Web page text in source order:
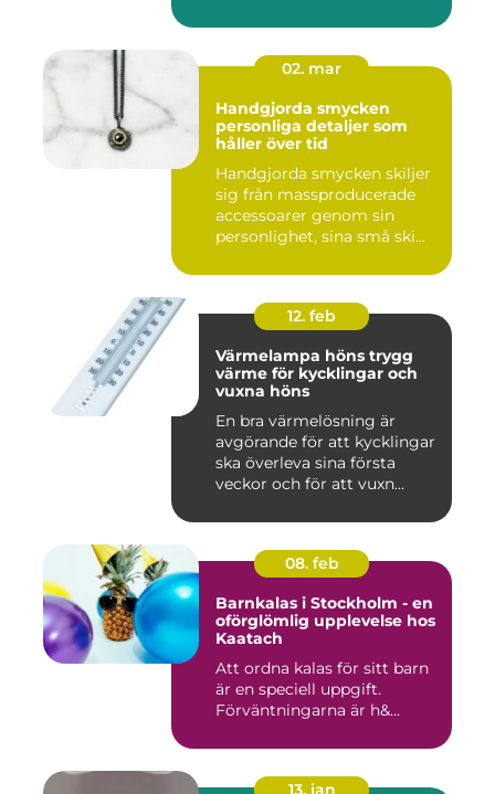
02. mar
Handgjorda smycken
personliga detaljer som
håller över tid
Handgjorda smycken skiljer
sig från massproducerade
accessoarer genom sin
personlighet, sina små ski...
12. feb
Värmelampa höns trygg
värme för kycklingar och
vuxna höns
En bra värmelösning är
avgörande för att kycklingar
ska överleva sina första
veckor och för att vuxn...
08. feb
Barnkalas i Stockholm - en
oförglömlig upplevelse hos
Kaatach
Att ordna kalas för sitt barn
är en speciell uppgift.
Förväntningarna är h&...
13. jan